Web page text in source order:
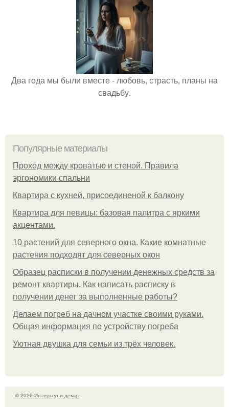
Два года мы были вместе - любовь, страсть, планы на
свадьбу.
Популярные материалы
Проход между кроватью и стеной. Правила
эргономики спальни
Квартира с кухней, присоединеной к балкону
Квартира для певицы: базовая палитра с яркими
акцентами.
10 растений для северного окна. Какие комнатные
растения подходят для северных окон
Образец расписки в получении денежных средств за
ремонт квартиры. Как написать расписку в
получении денег за выполненные работы?
Делаем погреб на дачном участке своими руками.
Общая информация по устройству погреба
Уютная двушка для семьи из трёх человек.
© 2026 Интерьер и декор